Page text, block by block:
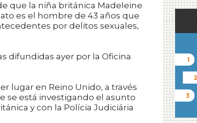
que la niña británica Madeleine
es el hombre de 43 años que
por delitos sexuales,
difundidas ayer por la Oficina
lugar en Reino Unido, a través
se está investigando el asunto
y con la Polícia Judiciária